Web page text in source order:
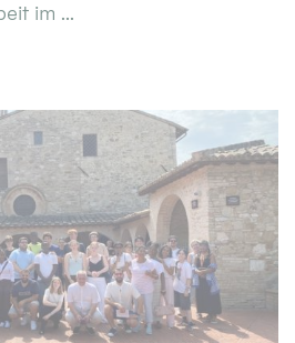
im ...